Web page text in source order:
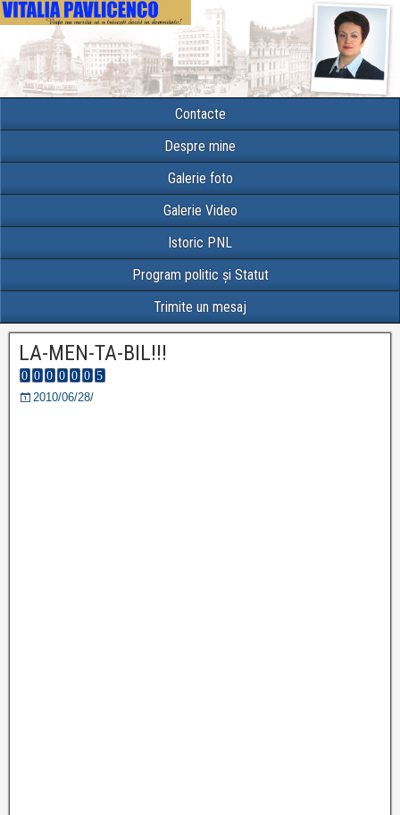
Contacte
Despre mine
Galerie foto
Galerie Video
Istoric PNL
Program politic și Statut
Trimite un mesaj
LA-MEN-TA-BIL!!!
2010/06/28/